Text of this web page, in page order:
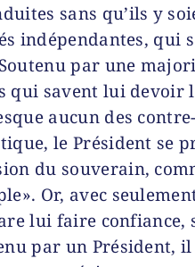
sans qu’ils y
indépendantes, qui
par une
qui savent lui devoir
aucun des
le Président se
du souverain,
Or, avec
lui faire confiance,
par un Président,